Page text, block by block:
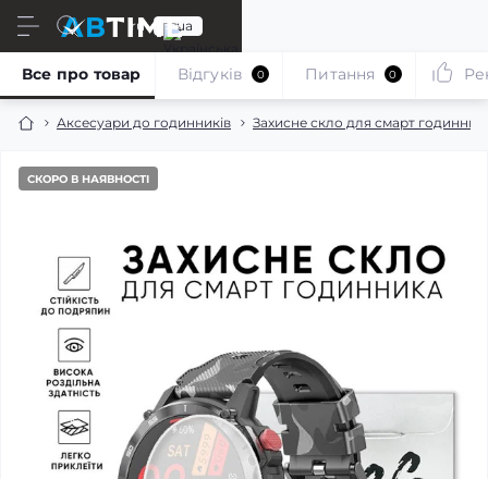
ru ua
Аксесуари до годинників Захисне скло для смарт
Все про товар Відгуків 0 Питання 0
СКОРО В НАЯВНОСТІ